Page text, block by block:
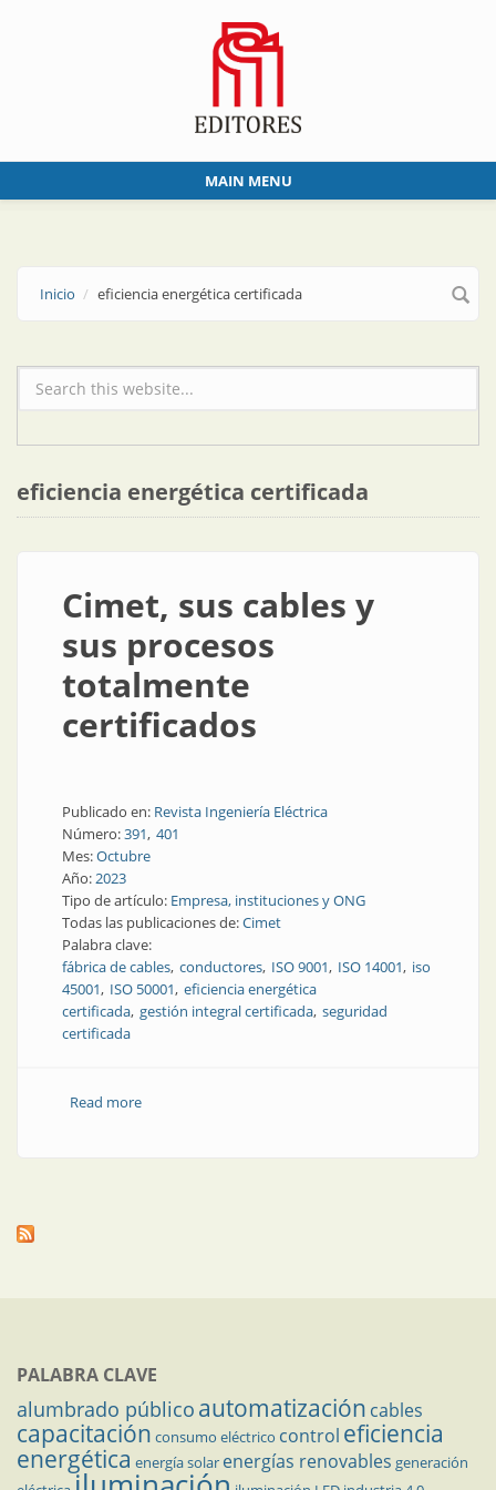
MAIN MENU
Inicio eficiencia energética certificada
Formulario de búsqueda
eficiencia energética certificada
Cimet, sus cables y
sus procesos
totalmente
certificados
Publicado en: Revista Ingeniería Eléctrica
Número:391 401
Mes:Octubre
Año:2023
Tipo de artículo: Empresa, instituciones y ONG
Todas las publicaciones de:Cimet
Palabra clave:
fábrica de cables conductores ISO 9001 ISO 14001
iso
45001
ISO 50001 eficiencia energética
certificada gestión integral certificada seguridad
certificada
Read moreabout Cimet, sus cables y sus procesos totalmente
PALABRA CLAVE
alumbrado público automatización cables
capacitación consumo eléctrico control eficiencia
energética energía solar energías renovables generación